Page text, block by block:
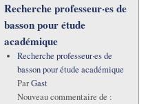
Recherche professeur·es de
basson pour étude
académique
Recherche professeur·es de
basson pour étude académique
ParGast
Nouveau commentaire de :